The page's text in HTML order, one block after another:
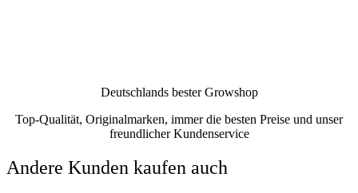
Deutschlands bester Growshop
Top-Qualität, Originalmarken, immer die besten Preise und unser
freundlicher Kundenservice
Andere Kunden kaufen auch